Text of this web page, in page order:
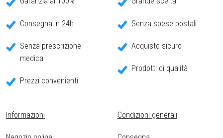
Consegna in 24h
Senza prescrizione
medica
Prezzi convenienti
Senza spese postali
Acquisto sicuro
Prodotti di qualità
Informazioni Condizioni generali